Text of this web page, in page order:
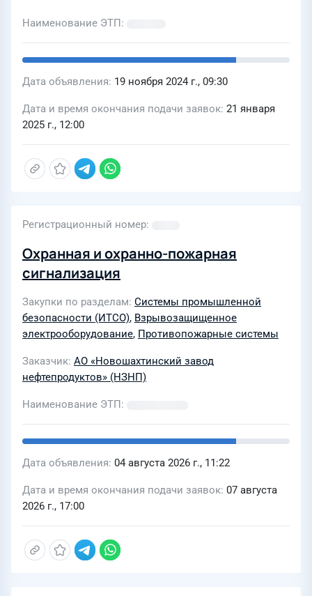
Наименование ЭТП
Дата объявления 19 ноября 2024 г., 09:30
Дата и время окончания подачи заявок 21 января
2025 г., 12:00
Регистрационный номер
Охранная и охранно-пожарная
сигнализация
Закупки по разделам Системы промышленной
безопасности (ИТСО), Взрывозащищенное
электрооборудование, Противопожарные системы
Заказчик АО «Новошахтинский завод
нефтепродуктов» (НЗНП)
Наименование ЭТП
Дата объявления 04 августа 2026 г., 11:22
Дата и время окончания подачи заявок 07 августа
2026 г., 17:00